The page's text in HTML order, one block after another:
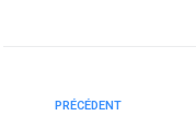
PRÉCÉDENT